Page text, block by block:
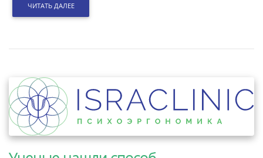
ЧИТАТЬ ДАЛЕЕ